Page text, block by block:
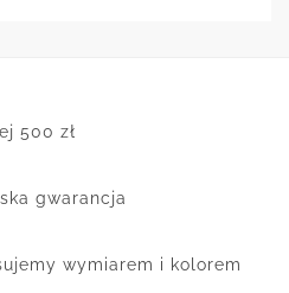
500 zł
gwarancja
wymiarem i kolorem